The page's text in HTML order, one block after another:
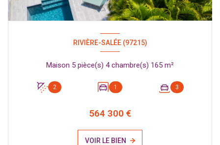
RIVIÈRE-SALÉE (97215)
Maison 5 pièce(s) 4 chambre(s) 165 m²
2 1 3
564 300 €
VOIR LE BIEN